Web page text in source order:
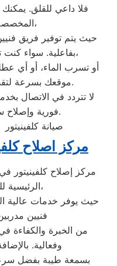
فلا داعي للقلق. يمكنك
المخصصة للصيانة الفورية،
حيث يتم توفير فريق
بفاعلية. سواء كنت تعاني من مشاكل في التبريد،
أو تسرب الماء، أو أي
موقعك بسرعة لتقديم الدعم والصيانة اللازمة.
لا تتردد في الاتصال
فورية وإصلاح سريع لأجهزتك الكهربائية.
صيانة
مركز اصلاح
مركز إصلاح كلفينيتور
الرئيسية للصيانة في المنطقة،
حيث يوفر خدمات عالية
فنيين
من الخبرة والكفاءة
وفعالية.
بسمعة طيبة بفضل